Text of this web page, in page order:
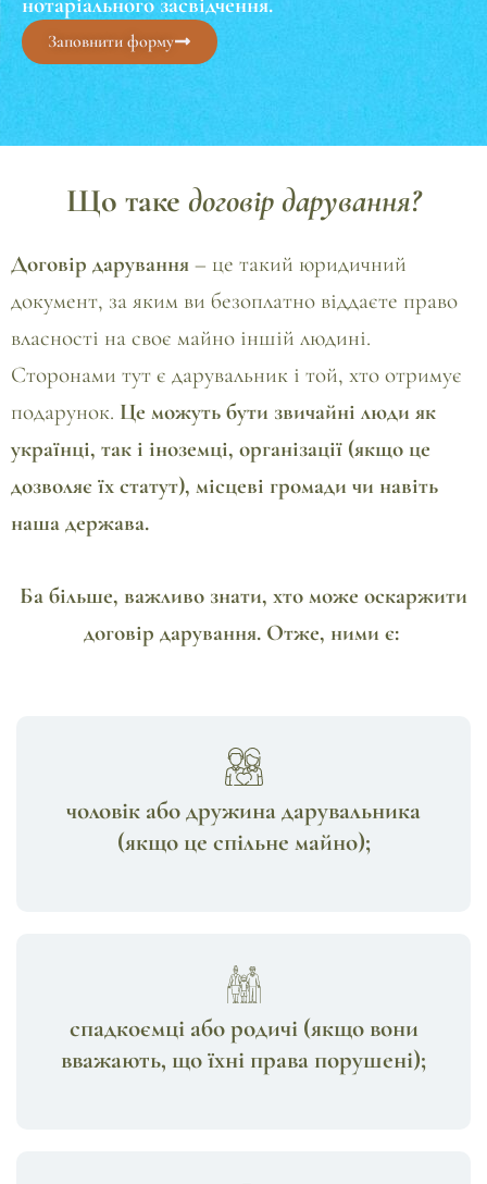
Заповнити форму
Що таке договір дарування?
Договір дарування – це такий юридичний
документ, за яким ви безоплатно віддаєте право
власності на своє майно іншій людині.
Сторонами тут є дарувальник і той, хто отримує
подарунок. Це можуть бути звичайні люди як
українці, так і іноземці, організації (якщо це
дозволяє їх статут), місцеві громади чи навіть
наша держава.
Ба більше, важливо знати, хто може оскаржити
договір дарування. Отже, ними є:
чоловік або дружина дарувальника
(якщо це спільне майно);
спадкоємці або родичі (якщо вони
вважають, що їхні права порушені);